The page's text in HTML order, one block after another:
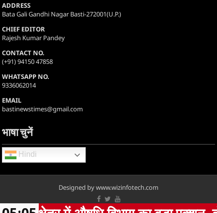
ADDRESS
Bata Gali Gandhi Nagar Basti-272001(U.P.)
CHIEF EDITOR
Rajesh Kumar Pandey
CONTACT NO.
(+91) 94150 47858
WHATSAPP NO.
9336062014
EMAIL
bastinewstimes@gmail.com
भाषा चुनें
Hindi
Designed by www.wizinfotech.com
Copyright 2025, www.bhoopexpresslive.com all rights are reserved.